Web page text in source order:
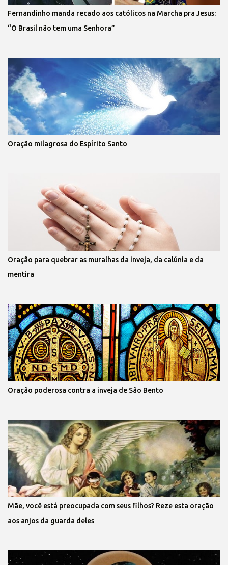
Fernandinho manda recado aos católicos na Marcha pra Jesus:
“O Brasil não tem uma Senhora”
Oração milagrosa do Espírito Santo
Oração para quebrar as muralhas da inveja, da calúnia e da
mentira
Oração poderosa contra a inveja de São Bento
Mãe, você está preocupada com seus filhos? Reze esta oração
aos anjos da guarda deles